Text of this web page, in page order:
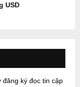
USD
đăng ký đọc tin cập